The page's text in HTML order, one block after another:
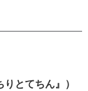
りとてちん』）